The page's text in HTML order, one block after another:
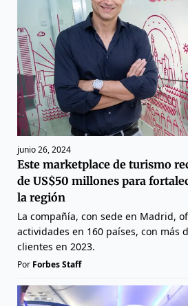
junio 26, 2024
Este marketplace de turismo
de US$50 millones para
la región
La compañía, con sede en Madrid,
actividades en 160 países, con más
clientes en 2023.
Por Forbes Staff